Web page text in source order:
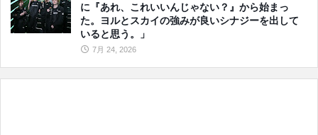
に『あれ、これいいんじゃない？』から始まっ
た。ヨルとスカイの強みが良いシナジーを出して
いると思う。」
7月 24, 2026